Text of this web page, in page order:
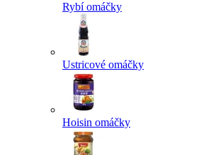
Rybí omáčky
Ustricové omáčky
Hoisin omáčky